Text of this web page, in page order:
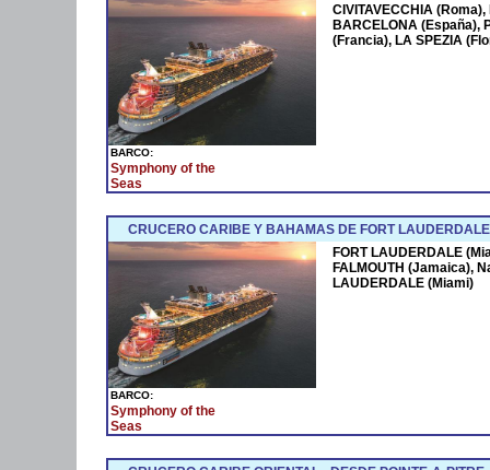
BARCO:
Symphony of the
Seas
CIVITAVECCHIA
BARCELONA (España),
(Francia), LA SPEZIA
CRUCERO CARIBE Y BAHAMAS DE FORT
BARCO:
Symphony of the
Seas
FORT LAUDERDALE
FALMOUTH (Jamaica),
LAUDERDALE (Miami)